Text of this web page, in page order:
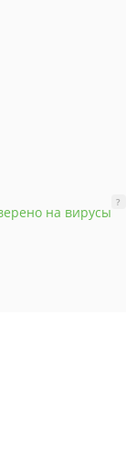
на вирусы
?